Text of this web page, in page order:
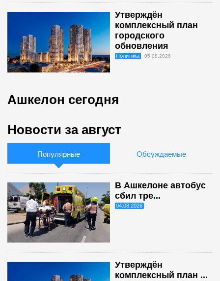
Утверждён
комплексный план
городского
обновления
Политика 05.08.2026
Ашкелон сегодня
Новости за август
Популярные Обсуждаемые
В Ашкелоне автобус
сбил тре...
04.08.2026
Утверждён
комплексный план ...